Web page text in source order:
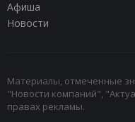
Афиша
Новости
Материалы, отмеченные
"Новости компаний",
правах рекламы.